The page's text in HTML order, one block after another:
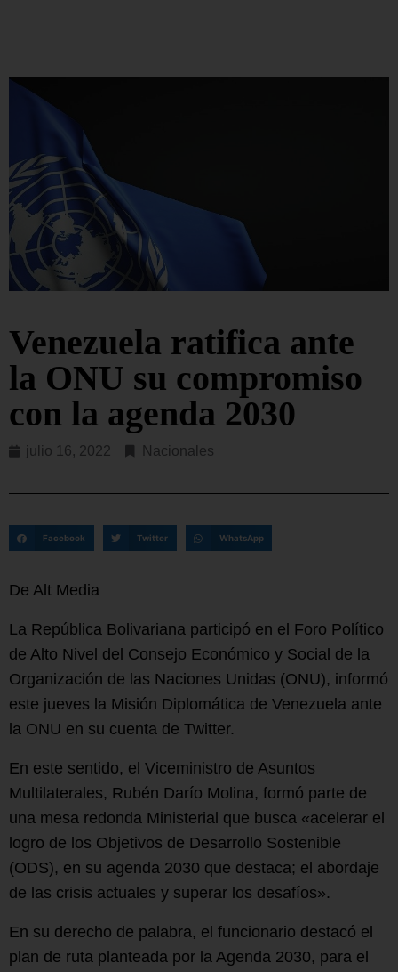
Venezuela ratifica ante
la ONU su compromiso
con la agenda 2030
julio 16, 2022 Nacionales
Facebook Twitter WhatsApp
De Alt Media
La República Bolivariana participó en el Foro Político
de Alto Nivel del Consejo Económico y Social de la
Organización de las Naciones Unidas (ONU), informó
este jueves la Misión Diplomática de Venezuela ante
la ONU en su cuenta de Twitter.
En este sentido, el Viceministro de Asuntos
Multilaterales, Rubén Darío Molina, formó parte de
una mesa redonda Ministerial que busca «acelerar el
logro de los Objetivos de Desarrollo Sostenible
(ODS), en su agenda 2030 que destaca; el abordaje
de las crisis actuales y superar los desafíos».
En su derecho de palabra, el funcionario destacó el
plan de ruta planteada por la Agenda 2030, para el